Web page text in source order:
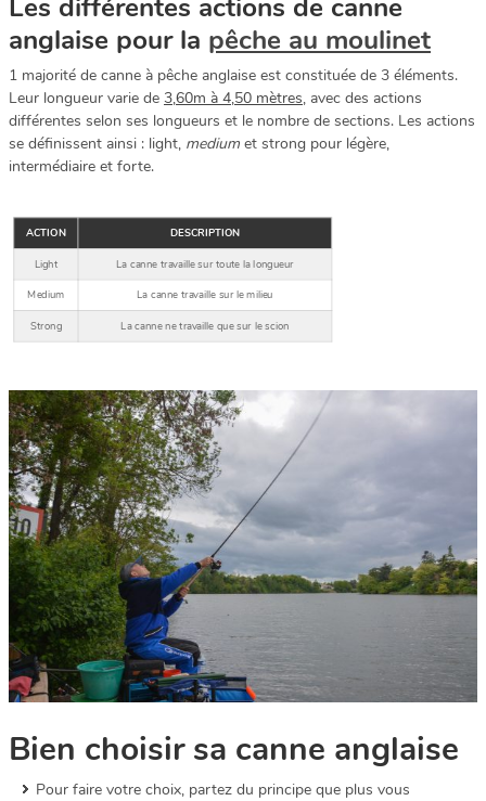
Les différentes actions de canne
anglaise pour la pêche au moulinet
1 majorité de canne à pêche anglaise est constituée de 3 éléments.
Leur longueur varie de 3,60m à 4,50 mètres, avec des actions
différentes selon ses longueurs et le nombre de sections. Les actions
se définissent ainsi : light, medium et strong pour légère,
intermédiaire et forte.
ACTION DESCRIPTION
Light La canne travaille sur toute la longueur
Medium La canne travaille sur le milieu
Strong La canne ne travaille que sur le scion
Bien choisir sa canne anglaise
Pour faire votre choix, partez du principe que plus vous